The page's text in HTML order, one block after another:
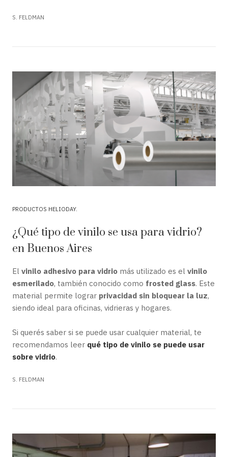
S. FELDMAN
PRODUCTOS HELIODAY
¿Qué tipo de vinilo se usa para vidrio?
en Buenos Aires
El vinilo adhesivo para vidrio más utilizado es el vinilo
esmerilado, también conocido como frosted glass. Este
material permite lograr privacidad sin bloquear la luz,
siendo ideal para oficinas, vidrieras y hogares.
Si querés saber si se puede usar cualquier material, te
recomendamos leer qué tipo de vinilo se puede usar
sobre vidrio.
S. FELDMAN